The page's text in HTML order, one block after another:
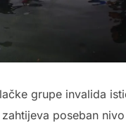
grupe invalida
poseban